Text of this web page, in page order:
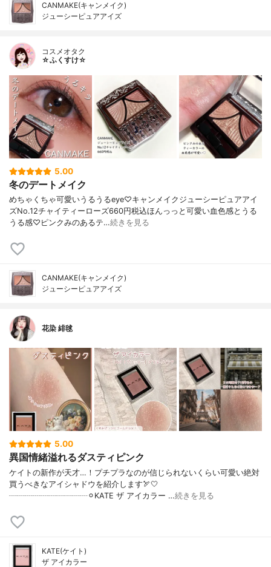
CANMAKE(キャンメイク)
ジューシーピュアアイズ
コスメオタク
☆ふくすけ☆
5.00
冬のデートメイク
めちゃくちゃ可愛いうるうるeye♡キャンメイクジューシーピュアアイ
ズNo.12チャイティーローズ660円税込ほんっっと可愛い血色感とうる
うる感♡ピンクみのあるテ…続きを見る
CANMAKE(キャンメイク)
ジューシーピュアアイズ
花染 緋毬
5.00
異国情緒溢れるダスティピンク
ケイトの新作が天才…！プチプラなのが信じられないくらい可愛い絶対
買うべきなアイシャドウを紹介します🏹🤍
┈┈┈┈┈┈┈┈┈┈⚪︎KATE ザ アイカラー …続きを見る
KATE(ケイト)
ザ アイカラー